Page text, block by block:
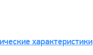
характеристики